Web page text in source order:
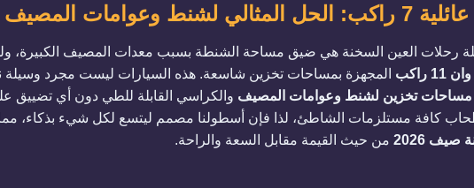
وعوامات المصيف
رحلات العين السخنة هي ضيق مساحة الشنطة بسبب معدات المصيف الكبيرة،
راكب
المجهزة بمساحات تخزين شاسعة. هذه السيارات ليست مجرد
مساحات تخزين لشنط وعوامات المصيف والكراسي القابلة للطي دون أي تضييق
كافة مستلزمات الشاطئ، لذا فإن أسطولنا مصمم ليتسع لكل شيء بذكاء، مما
2026
من حيث القيمة مقابل السعة والراحة.